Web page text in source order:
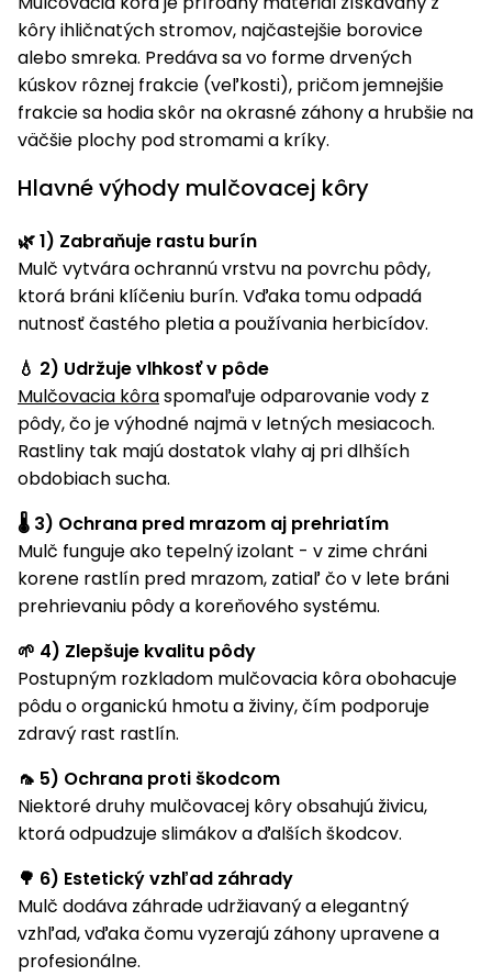
Náhradné
nože
Vidly
Štiepačky
dreva
Drviče
vetiev
vysávače
na lístie
Záhradné
Fúriky
Rozmetadlá
a posypové
Čerpadlá
vodárne
umývačky
Zametacie
stroje
Snežné
frézy
Odhŕňače
a lopaty
na sneh
Postrekovače
a rosiče
boxy
Ochrana
rastlín
Záhradné
koše
obrubníky
Tieniace
textílie
Odpudzovače
Príslušenstvo
Vibračné
dosky
Transportéry
Rezačky
betón
Meracie
prístroje
Nabíjačky
autobatérií
Vykurovanie
Navijaky
Príslušenstvo
Bagre
Seniorské
vozíky
Prilby
Doplnky
kôry ihličnatých stromov, najčastejšie borovice
alebo smreka. Predáva sa vo forme drvených
kúskov rôznej frakcie (veľkosti), pričom jemnejšie
frakcie sa hodia skôr na okrasné záhony a hrubšie na
väčšie plochy pod stromami a kríky.
Hlavné výhody mulčovacej kôry
🌿 1) Zabraňuje rastu burín
Mulč vytvára ochrannú vrstvu na povrchu pôdy,
ktorá bráni klíčeniu burín. Vďaka tomu odpadá
nutnosť častého pletia a používania herbicídov.
💧 2) Udržuje vlhkosť v pôde
Mulčovacia kôraspomaľuje odparovanie vody z
pôdy, čo je výhodné najmä v letných mesiacoch.
Rastliny tak majú dostatok vlahy aj pri dlhších
obdobiach sucha.
🌡 3) Ochrana pred mrazom aj prehriatím
Mulč funguje ako tepelný izolant - v zime chráni
korene rastlín pred mrazom, zatiaľ čo v lete bráni
prehrievaniu pôdy a koreňového systému.
🌱 4) Zlepšuje kvalitu pôdy
Postupným rozkladom mulčovacia kôra obohacuje
pôdu o organickú hmotu a živiny, čím podporuje
zdravý rast rastlín.
🦟 5) Ochrana proti škodcom
Niektoré druhy mulčovacej kôry obsahujú živicu,
ktorá odpudzuje slimákov a ďalších škodcov.
🌳 6) Estetický vzhľad záhrady
Mulč dodáva záhrade udržiavaný a elegantný
vzhľad, vďaka čomu vyzerajú záhony upravene a
profesionálne.